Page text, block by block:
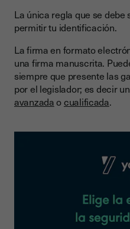
La única regla que se
permitir tu identificación.
La firma en formato
una firma manuscrita.
siempre que presente las
por el legislador; es decir
avanzadaocualificada.